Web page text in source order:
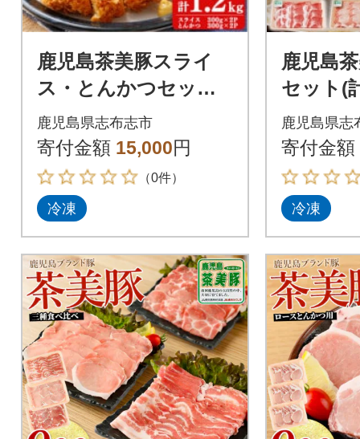
鹿児島茶美豚スライ
ス・とんかつセット
(計1.2kg)
鹿児島県志布志市
寄付金額 15,000円
（0件）
冷凍
鹿児島
セット(
鹿児島県志
寄付金額
冷凍